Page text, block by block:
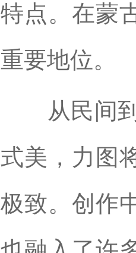
特点。在蒙
重要地位。
从民间到
式美，力图
极致。创作